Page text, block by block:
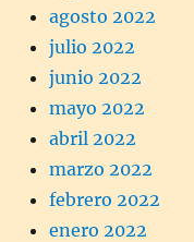
agosto 2022
julio 2022
junio 2022
mayo 2022
abril 2022
marzo 2022
febrero 2022
enero 2022